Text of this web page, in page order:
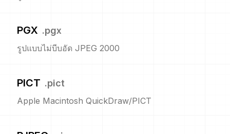
PGX .pgx
รูปแบบไม่บีบอัด JPEG 2000
PICT .pict
Apple Macintosh QuickDraw/PICT